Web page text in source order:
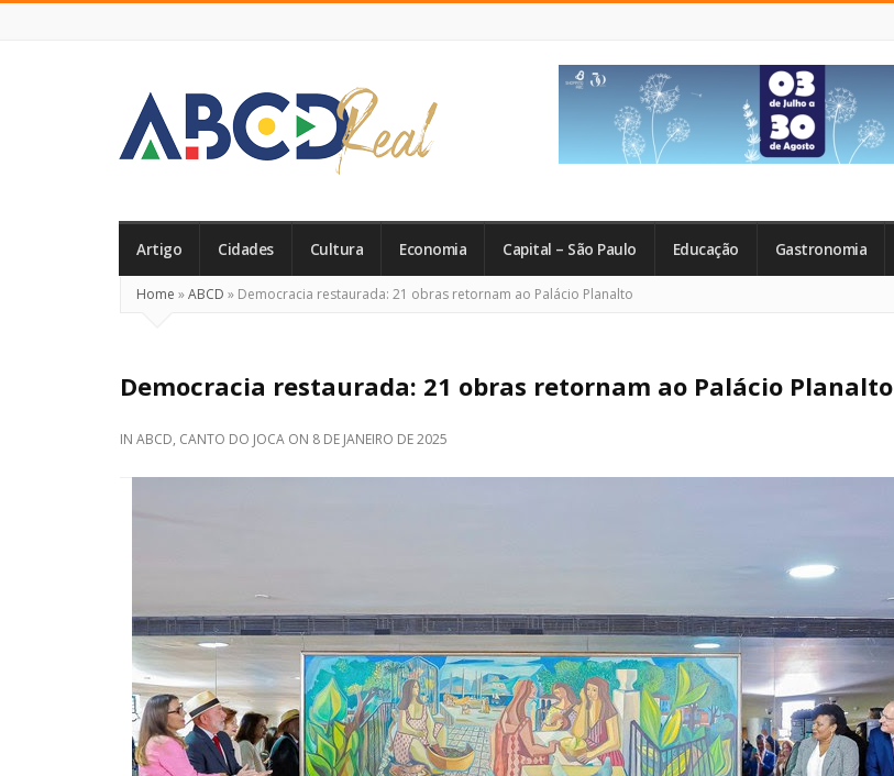
Real
Artigo Cidades Cultura Economia Capital – São Paulo Educação Gastronomia
Home »ABCD » Democracia restaurada: 21 obras retornam ao Palácio Planalto
Democracia restaurada: 21 obras retornam ao Palácio Planalto
IN ABCD, CANTO DO JOCA ON 8 DE JANEIRO DE 2025